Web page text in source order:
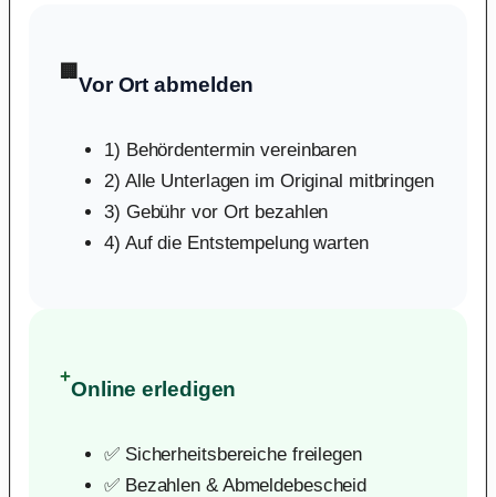
🏢
Vor Ort abmelden
1) Behördentermin vereinbaren
2) Alle Unterlagen im Original mitbringen
3) Gebühr vor Ort bezahlen
4) Auf die Entstempelung warten
+
Online erledigen
✅ Sicherheitsbereiche freilegen
✅ Bezahlen & Abmeldebescheid